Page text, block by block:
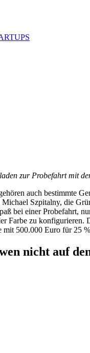
zur Probefahrt mit
auch bestimmte
Szpitalny, die
bei einer Probefahrt,
Farbe zu konfigurieren.
500.000 Euro für 25
nicht auf